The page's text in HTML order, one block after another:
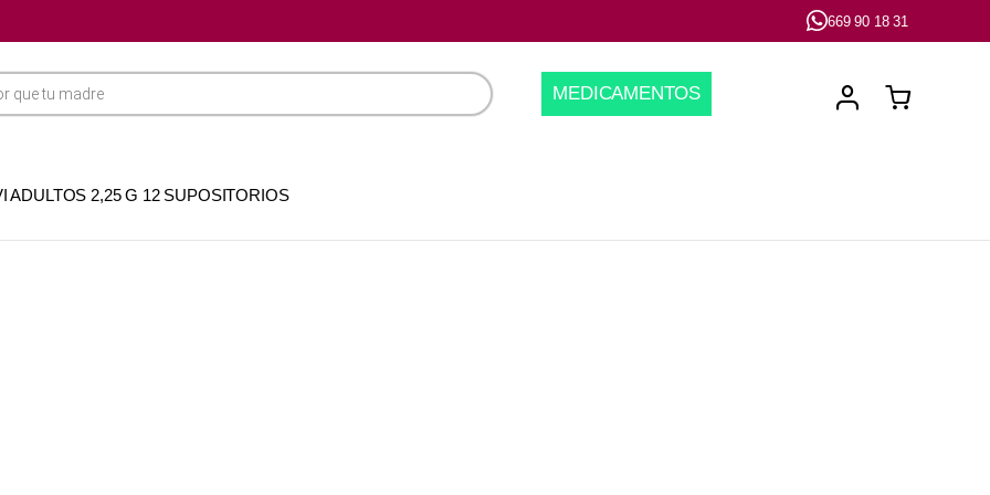
669 90 18 31
MEDICAMENTOS
ADULTOS 2,25 G 12 SUPOSITORIOS